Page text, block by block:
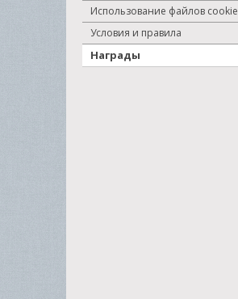
Использование файлов cookie
Условия и правила
Награды